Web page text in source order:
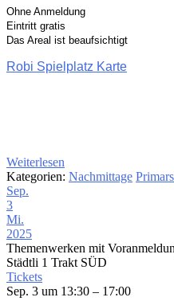
Ohne Anmeldung
Eintritt gratis
Das Areal ist beaufsichtigt
Robi Spielplatz Karte
Weiterlesen
Kategorien: Nachmittage
Sep.
3
Mi.
2025
Themenwerken mit
Städtli 1 Trakt SÜD
Tickets
Sep. 3 um 13:30 – 17:00